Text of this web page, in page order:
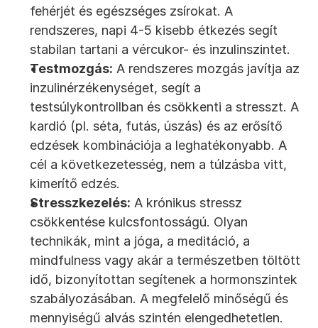
fehérjét és egészséges zsírokat. A
rendszeres, napi 4-5 kisebb étkezés segít
stabilan tartani a vércukor- és inzulinszintet.
Testmozgás: A rendszeres mozgás javítja az
inzulinérzékenységet, segít a
testsúlykontrollban és csökkenti a stresszt. A
kardió (pl. séta, futás, úszás) és az erősítő
edzések kombinációja a leghatékonyabb. A
cél a következetesség, nem a túlzásba vitt,
kimerítő edzés.
Stresszkezelés: A krónikus stressz
csökkentése kulcsfontosságú. Olyan
technikák, mint a jóga, a meditáció, a
mindfulness vagy akár a természetben töltött
idő, bizonyítottan segítenek a hormonszintek
szabályozásában. A megfelelő minőségű és
mennyiségű alvás szintén elengedhetetlen.